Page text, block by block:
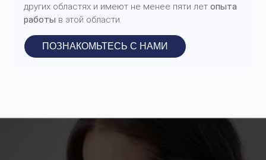
других областях и имеют не менее пяти лет опыта
работы в этой области.
ПОЗНАКОМЬТЕСЬ С НАМИ